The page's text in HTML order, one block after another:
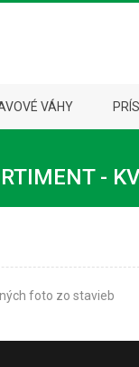
VÁHY
-
foto zo stavieb